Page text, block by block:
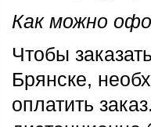
Как можно
Чтобы
Брянске,
оплатить